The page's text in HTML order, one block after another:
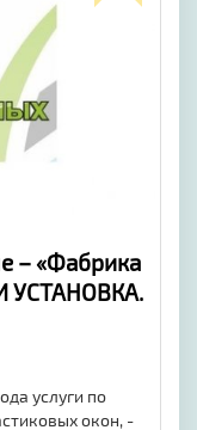
– «Фабрика
УСТАНОВКА.
услуги по
окон, -